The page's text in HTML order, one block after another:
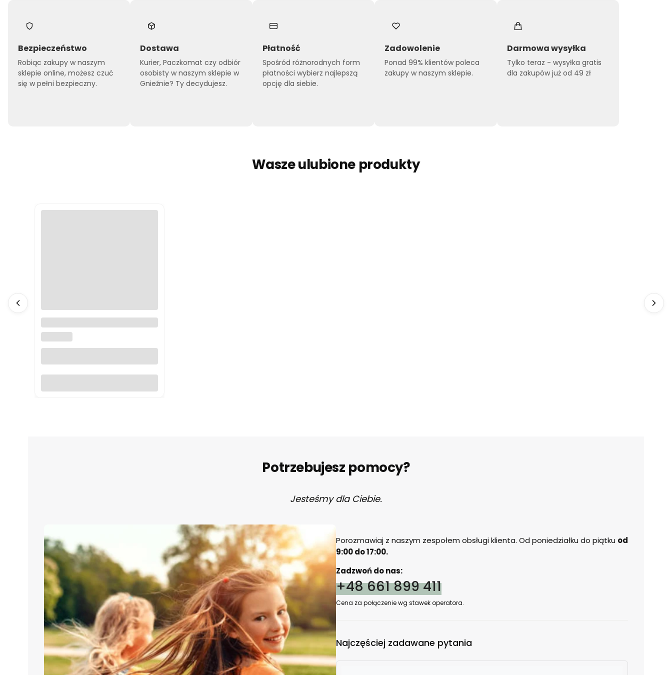
Bezpieczeństwo
Robiąc zakupy w naszym
sklepie online, możesz czuć
się w pełni bezpieczny.
Dostawa
Kurier, Paczkomat czy odbiór
osobisty w naszym sklepie w
Gnieźnie? Ty decydujesz.
Płatność
Spośród różnorodnych form
płatności wybierz najlepszą
opcję dla siebie.
Zadowolenie
Ponad 99% klientów poleca
zakupy w naszym sklepie.
Darmowa wysyłka
Tylko teraz - wysyłka gratis
dla zakupów już od 49 zł
Wasze ulubione produkty
Pluszak obciążeniowy
Nietoperz Berkeley Hugimals
Potrzebujesz pomocy?
Jesteśmy dla Ciebie.
Porozmawiaj z naszym zespołem obsługi klienta. Od poniedziałku do piątku od
9:00 do 17:00.
Zadzwoń do nas:
+48 661 899 411
Cena za połączenie wg stawek operatora.
Najczęściej zadawane pytania